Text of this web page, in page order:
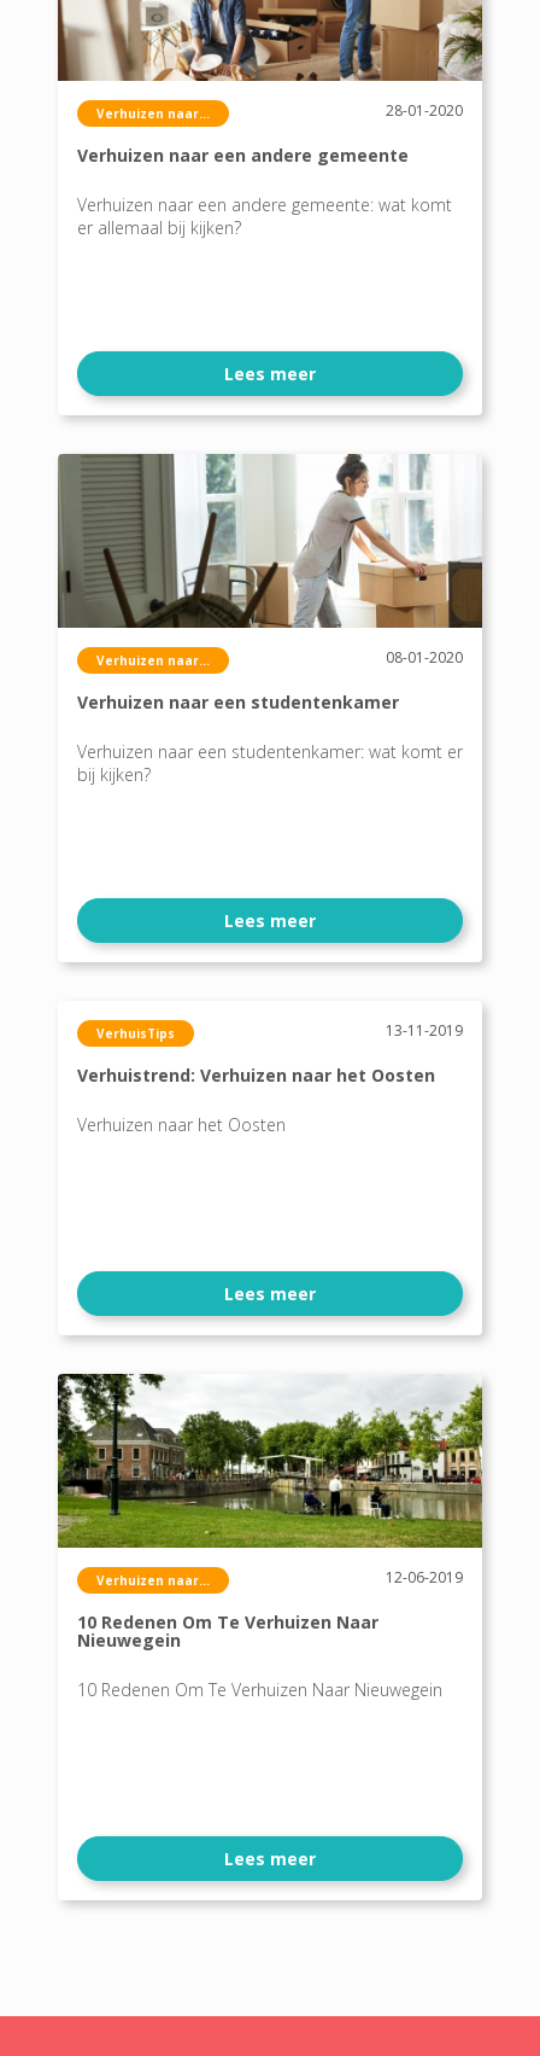
Verhuizen naar... 28-01-2020
Verhuizen naar een andere gemeente
Verhuizen naar een andere gemeente: wat komt
er allemaal bij kijken?
Lees meer
Verhuizen naar... 08-01-2020
Verhuizen naar een studentenkamer
Verhuizen naar een studentenkamer: wat komt er
bij kijken?
Lees meer
VerhuisTips 13-11-2019
Verhuistrend: Verhuizen naar het Oosten
Verhuizen naar het Oosten
Lees meer
Verhuizen naar... 12-06-2019
10 Redenen Om Te Verhuizen Naar
Nieuwegein
10 Redenen Om Te Verhuizen Naar Nieuwegein
Lees meer